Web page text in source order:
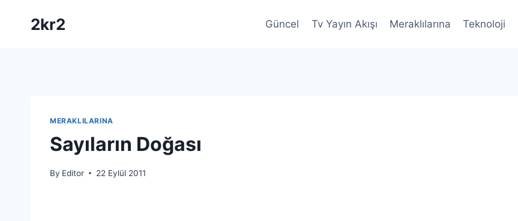
2kr2 Güncel Tv Yayın Akışı Meraklılarına Teknoloji
MERAKLILARINA
Sayıların Doğası
By Editor 22 Eylül 2011